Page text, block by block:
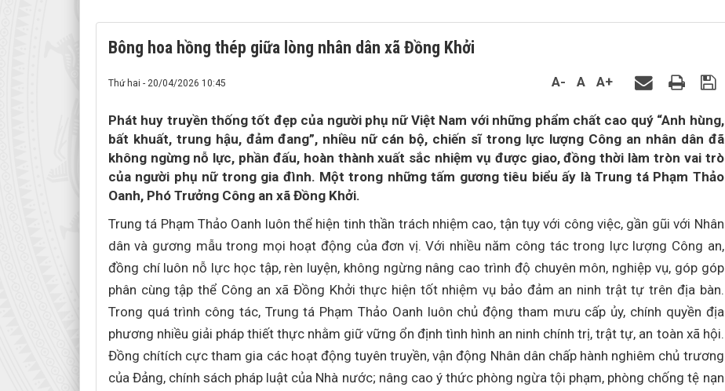
Bông hoa hồng thép giữa lòng nhân dân xã Đồng Khởi
Thứ hai - 20/04/2026 10:45 A- A A+
Phát huy truyền thống tốt đẹp của người phụ nữ Việt Nam với những phẩm chất cao quý “Anh hùng,
bất khuất, trung hậu, đảm đang”, nhiều nữ cán bộ, chiến sĩ trong lực lượng Công an nhân dân đã
không ngừng nỗ lực, phần đấu, hoàn thành xuất sắc nhiệm vụ được giao, đồng thời làm tròn vai trò
của người phụ nữ trong gia đình. Một trong những tấm gương tiêu biểu ấy là Trung tá Phạm Thảo
Oanh, Phó Trưởng Công an xã Đồng Khởi.
Trung tá Phạm Thảo Oanh luôn thể hiện tinh thần trách nhiệm cao, tận tụy với công việc, gần gũi với Nhân
dân và gương mẫu trong mọi hoạt động của đơn vị. Với nhiều năm công tác trong lực lượng Công an,
đồng chí luôn nỗ lực học tập, rèn luyện, không ngừng nâng cao trình độ chuyên môn, nghiệp vụ, góp góp
phân cùng tập thể Công an xã Đồng Khởi thực hiện tốt nhiệm vụ bảo đảm an ninh trật tự trên địa bàn.
Trong quá trình công tác, Trung tá Phạm Thảo Oanh luôn chủ động tham mưu cấp ủy, chính quyền địa
phương nhiều giải pháp thiết thực nhằm giữ vững ổn định tình hình an ninh chính trị, trật tự, an toàn xã hội.
Đồng chítích cực tham gia các hoạt động tuyên truyền, vận động Nhân dân chấp hành nghiêm chủ trương
của Đảng, chính sách pháp luật của Nhà nước; nâng cao ý thức phòng ngừa tội phạm, phòng chống tệ nạn